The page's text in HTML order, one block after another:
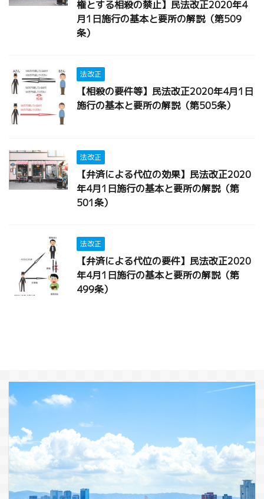
権とする相殺の禁止】民法改正2020年4
月1日施行の基本と要所の解説（第509
条）
法改正
【相殺の要件等】民法改正2020年4月1日
施行の基本と要所の解説（第505条）
法改正
【弁済による代位の効果】民法改正2020
年4月1日施行の基本と要所の解説（第
501条）
法改正
【弁済による代位の要件】民法改正2020
年4月1日施行の基本と要所の解説（第
499条）